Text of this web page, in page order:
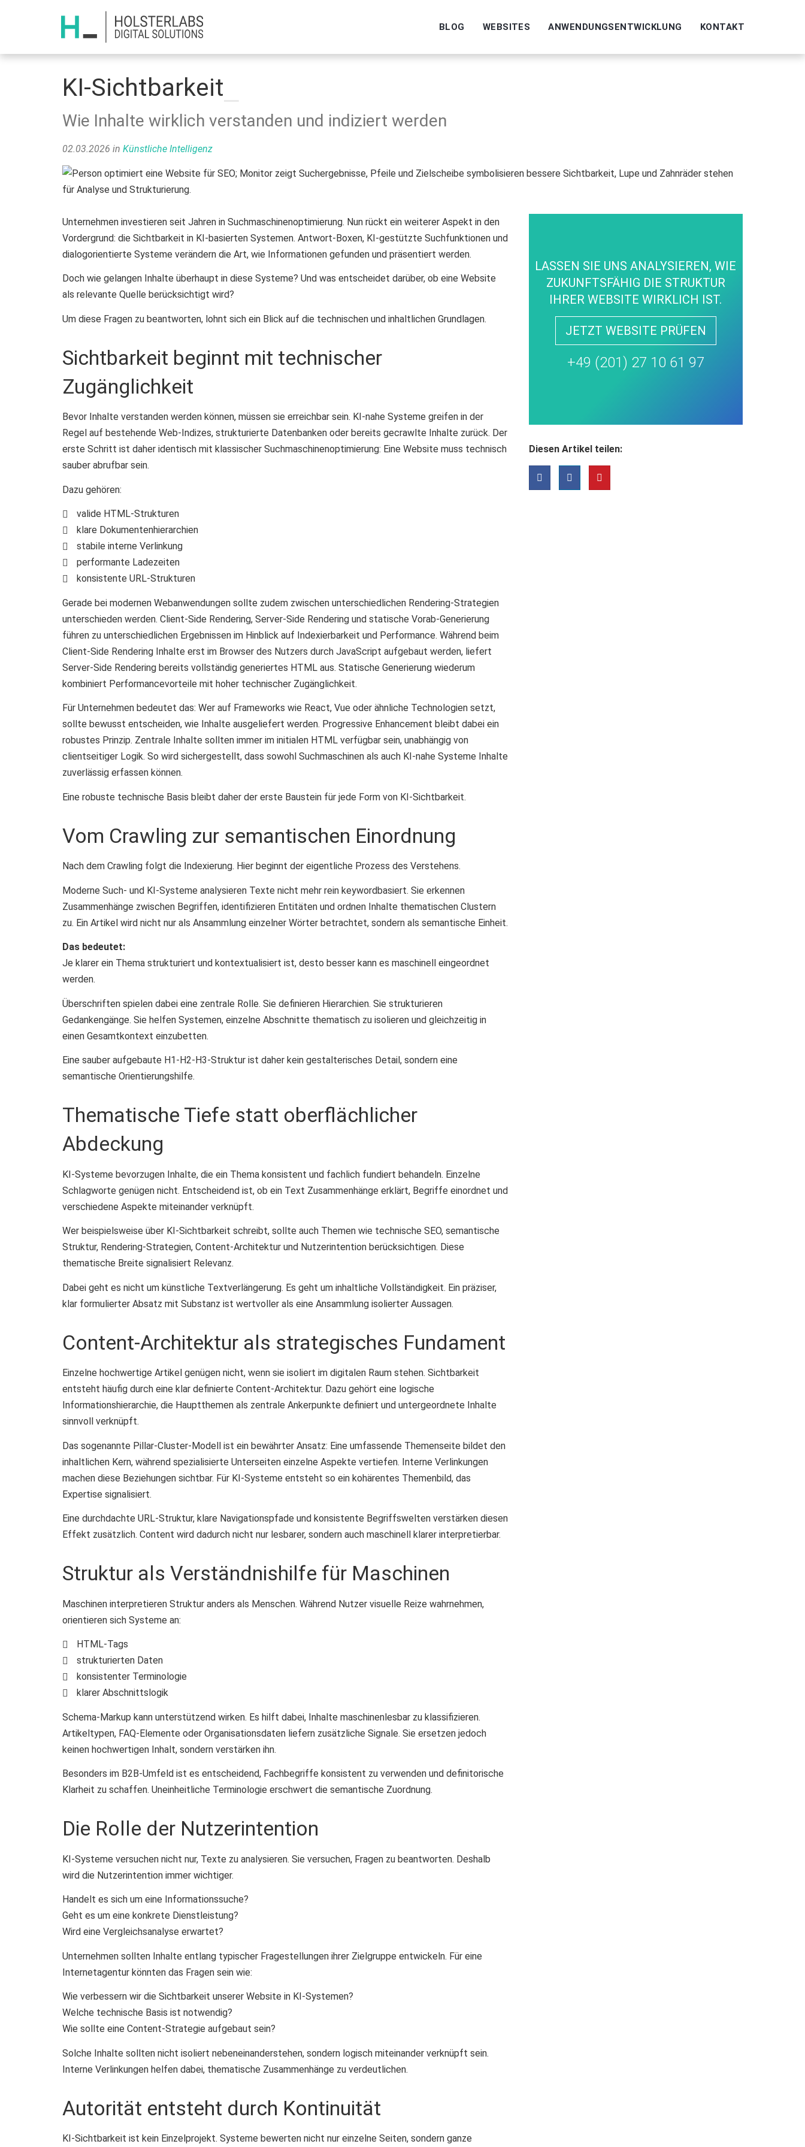
BLOG WEBSITES ANWENDUNGSENTWICKLUNG KONTAKT
KI-Sichtbarkeit
Wie Inhalte wirklich verstanden und indiziert werden
02.03.2026 in Künstliche Intelligenz
Unternehmen investieren seit Jahren in Suchmaschinenoptimierung. Nun rückt ein weiterer Aspekt in den
Vordergrund: die Sichtbarkeit in KI-basierten Systemen. Antwort-Boxen, KI-gestützte Suchfunktionen und
dialogorientierte Systeme verändern die Art, wie Informationen gefunden und präsentiert werden.
Doch wie gelangen Inhalte überhaupt in diese Systeme? Und was entscheidet darüber, ob eine Website
als relevante Quelle berücksichtigt wird?
Um diese Fragen zu beantworten, lohnt sich ein Blick auf die technischen und inhaltlichen Grundlagen.
Sichtbarkeit beginnt mit technischer
Zugänglichkeit
Bevor Inhalte verstanden werden können, müssen sie erreichbar sein. KI-nahe Systeme greifen in der
Regel auf bestehende Web-Indizes, strukturierte Datenbanken oder bereits gecrawlte Inhalte zurück. Der
erste Schritt ist daher identisch mit klassischer Suchmaschinenoptimierung: Eine Website muss technisch
sauber abrufbar sein.
Dazu gehören:
valide HTML-Strukturen
klare Dokumentenhierarchien
stabile interne Verlinkung
performante Ladezeiten
konsistente URL-Strukturen
Gerade bei modernen Webanwendungen sollte zudem zwischen unterschiedlichen Rendering-Strategien
unterschieden werden. Client-Side Rendering, Server-Side Rendering und statische Vorab-Generierung
führen zu unterschiedlichen Ergebnissen im Hinblick auf Indexierbarkeit und Performance. Während beim
Client-Side Rendering Inhalte erst im Browser des Nutzers durch JavaScript aufgebaut werden, liefert
Server-Side Rendering bereits vollständig generiertes HTML aus. Statische Generierung wiederum
kombiniert Performancevorteile mit hoher technischer Zugänglichkeit.
Für Unternehmen bedeutet das: Wer auf Frameworks wie React, Vue oder ähnliche Technologien setzt,
sollte bewusst entscheiden, wie Inhalte ausgeliefert werden. Progressive Enhancement bleibt dabei ein
robustes Prinzip. Zentrale Inhalte sollten immer im initialen HTML verfügbar sein, unabhängig von
clientseitiger Logik. So wird sichergestellt, dass sowohl Suchmaschinen als auch KI-nahe Systeme Inhalte
zuverlässig erfassen können.
Eine robuste technische Basis bleibt daher der erste Baustein für jede Form von KI-Sichtbarkeit.
Vom Crawling zur semantischen Einordnung
Nach dem Crawling folgt die Indexierung. Hier beginnt der eigentliche Prozess des Verstehens.
Moderne Such- und KI-Systeme analysieren Texte nicht mehr rein keywordbasiert. Sie erkennen
Zusammenhänge zwischen Begriffen, identifizieren Entitäten und ordnen Inhalte thematischen Clustern
zu. Ein Artikel wird nicht nur als Ansammlung einzelner Wörter betrachtet, sondern als semantische Einheit.
Das bedeutet:
Je klarer ein Thema strukturiert und kontextualisiert ist, desto besser kann es maschinell eingeordnet
werden.
Überschriften spielen dabei eine zentrale Rolle. Sie definieren Hierarchien. Sie strukturieren
Gedankengänge. Sie helfen Systemen, einzelne Abschnitte thematisch zu isolieren und gleichzeitig in
einen Gesamtkontext einzubetten.
Eine sauber aufgebaute H1-H2-H3-Struktur ist daher kein gestalterisches Detail, sondern eine
semantische Orientierungshilfe.
Thematische Tiefe statt oberflächlicher
Abdeckung
KI-Systeme bevorzugen Inhalte, die ein Thema konsistent und fachlich fundiert behandeln. Einzelne
Schlagworte genügen nicht. Entscheidend ist, ob ein Text Zusammenhänge erklärt, Begriffe einordnet und
verschiedene Aspekte miteinander verknüpft.
Wer beispielsweise über KI-Sichtbarkeit schreibt, sollte auch Themen wie technische SEO, semantische
Struktur, Rendering-Strategien, Content-Architektur und Nutzerintention berücksichtigen. Diese
thematische Breite signalisiert Relevanz.
Dabei geht es nicht um künstliche Textverlängerung. Es geht um inhaltliche Vollständigkeit. Ein präziser,
klar formulierter Absatz mit Substanz ist wertvoller als eine Ansammlung isolierter Aussagen.
Content-Architektur als strategisches Fundament
Einzelne hochwertige Artikel genügen nicht, wenn sie isoliert im digitalen Raum stehen. Sichtbarkeit
entsteht häufig durch eine klar definierte Content-Architektur. Dazu gehört eine logische
Informationshierarchie, die Hauptthemen als zentrale Ankerpunkte definiert und untergeordnete Inhalte
sinnvoll verknüpft.
Das sogenannte Pillar-Cluster-Modell ist ein bewährter Ansatz: Eine umfassende Themenseite bildet den
inhaltlichen Kern, während spezialisierte Unterseiten einzelne Aspekte vertiefen. Interne Verlinkungen
machen diese Beziehungen sichtbar. Für KI-Systeme entsteht so ein kohärentes Themenbild, das
Expertise signalisiert.
Eine durchdachte URL-Struktur, klare Navigationspfade und konsistente Begriffswelten verstärken diesen
Effekt zusätzlich. Content wird dadurch nicht nur lesbarer, sondern auch maschinell klarer interpretierbar.
Struktur als Verständnishilfe für Maschinen
Maschinen interpretieren Struktur anders als Menschen. Während Nutzer visuelle Reize wahrnehmen,
orientieren sich Systeme an:
HTML-Tags
strukturierten Daten
konsistenter Terminologie
klarer Abschnittslogik
Schema-Markup kann unterstützend wirken. Es hilft dabei, Inhalte maschinenlesbar zu klassifizieren.
Artikeltypen, FAQ-Elemente oder Organisationsdaten liefern zusätzliche Signale. Sie ersetzen jedoch
keinen hochwertigen Inhalt, sondern verstärken ihn.
Besonders im B2B-Umfeld ist es entscheidend, Fachbegriffe konsistent zu verwenden und definitorische
Klarheit zu schaffen. Uneinheitliche Terminologie erschwert die semantische Zuordnung.
Die Rolle der Nutzerintention
KI-Systeme versuchen nicht nur, Texte zu analysieren. Sie versuchen, Fragen zu beantworten. Deshalb
wird die Nutzerintention immer wichtiger.
Handelt es sich um eine Informationssuche?
Geht es um eine konkrete Dienstleistung?
Wird eine Vergleichsanalyse erwartet?
Unternehmen sollten Inhalte entlang typischer Fragestellungen ihrer Zielgruppe entwickeln. Für eine
Internetagentur könnten das Fragen sein wie:
Wie verbessern wir die Sichtbarkeit unserer Website in KI-Systemen?
Welche technische Basis ist notwendig?
Wie sollte eine Content-Strategie aufgebaut sein?
Solche Inhalte sollten nicht isoliert nebeneinanderstehen, sondern logisch miteinander verknüpft sein.
Interne Verlinkungen helfen dabei, thematische Zusammenhänge zu verdeutlichen.
Autorität entsteht durch Kontinuität
KI-Sichtbarkeit ist kein Einzelprojekt. Systeme bewerten nicht nur einzelne Seiten, sondern ganze
LASSEN SIE UNS ANALYSIEREN, WIE
ZUKUNFTSFÄHIG DIE STRUKTUR
IHRER WEBSITE WIRKLICH IST.
JETZT WEBSITE PRÜFEN
+49 (201) 27 10 61 97
Diesen Artikel teilen: